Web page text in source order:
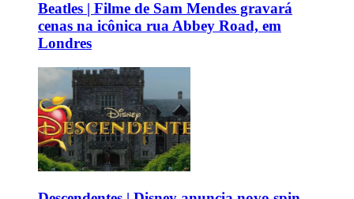
Beatles | Filme de Sam Mendes gravará
cenas na icônica rua Abbey Road, em
Londres